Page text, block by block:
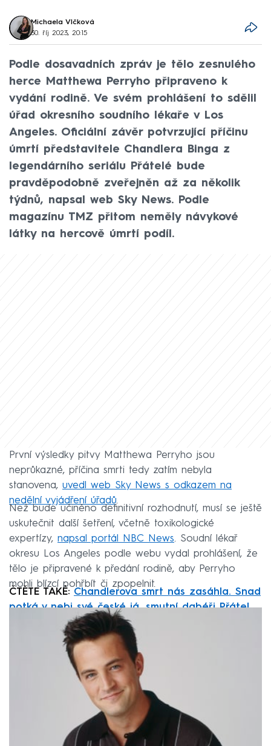
Michaela Vlčková
30. říj 2023, 20:15
Podle dosavadních zpráv je tělo zesnulého
herce Matthewa Perryho připraveno k
vydání rodině. Ve svém prohlášení to sdělil
úřad okresního soudního lékaře v Los
Angeles. Oficiální závěr potvrzující příčinu
úmrtí představitele Chandlera Binga z
legendárního seriálu Přátelé bude
pravděpodobně zveřejněn až za několik
týdnů, napsal web Sky News. Podle
magazínu TMZ přitom neměly návykové
látky na hercově úmrtí podíl.
První výsledky pitvy Matthewa Perryho jsou
neprůkazné, příčina smrti tedy zatím nebyla
stanovena, uvedl web Sky News s odkazem na
nedělní vyjádření úřadů.
Než bude učiněno definitivní rozhodnutí, musí se ještě
uskutečnit další šetření, včetně toxikologické
expertízy, napsal portál NBC News. Soudní lékař
okresu Los Angeles podle webu vydal prohlášení, že
tělo je připravené k předání rodině, aby Perryho
mohli blízcí pohřbít či zpopelnit.
ČTĚTE TAKÉ: Chandlerova smrt nás zasáhla. Snad
potká v nebi své české já, smutní dabéři Přátel